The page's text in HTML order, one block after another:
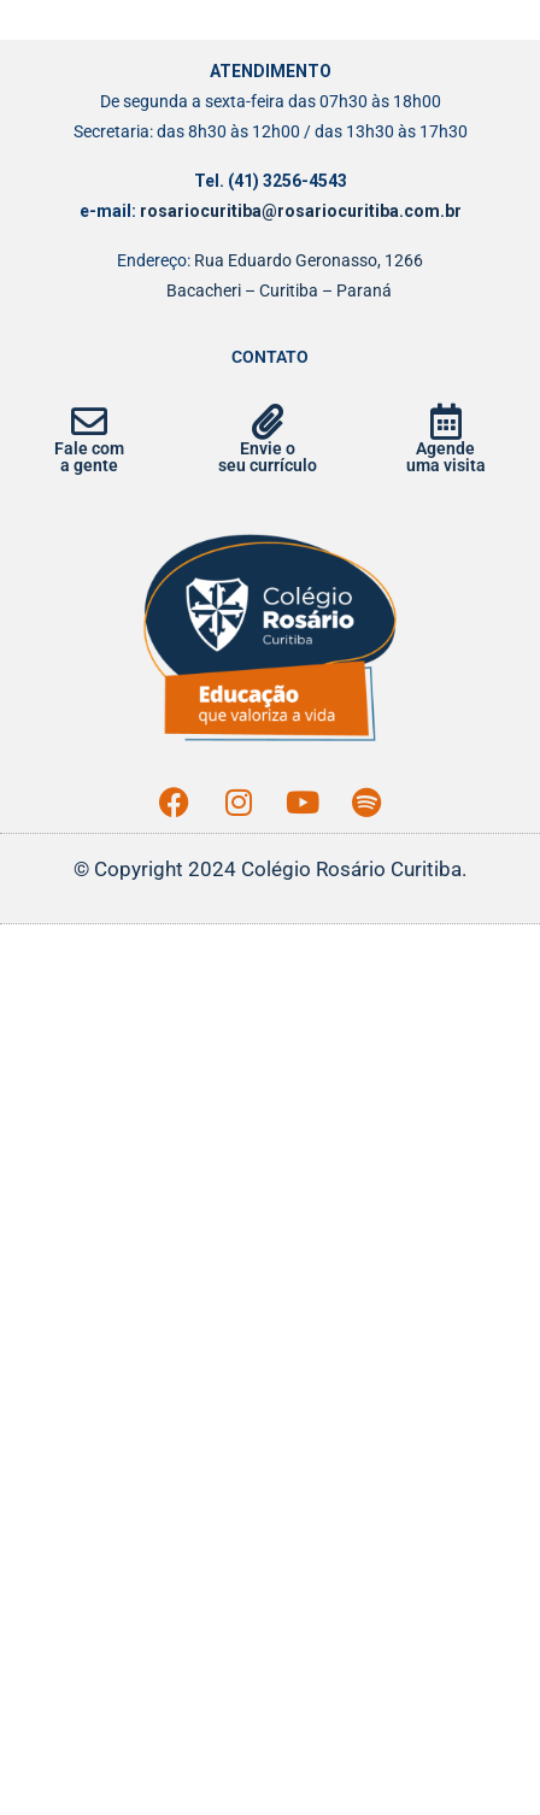
ATENDIMENTO
De segunda a sexta-feira das 07h30 às 18h00
Secretaria: das 8h30 às 12h00 / das 13h30 às 17h30
Tel. (41) 3256-4543
e-mail: rosariocuritiba@rosariocuritiba.com.br
Endereço: Rua Eduardo Geronasso, 1266
Bacacheri – Curitiba – Paraná
CONTATO
Fale com
a gente
Envie o
seu currículo
Agende
uma visita
© Copyright 2024 Colégio Rosário Curitiba.